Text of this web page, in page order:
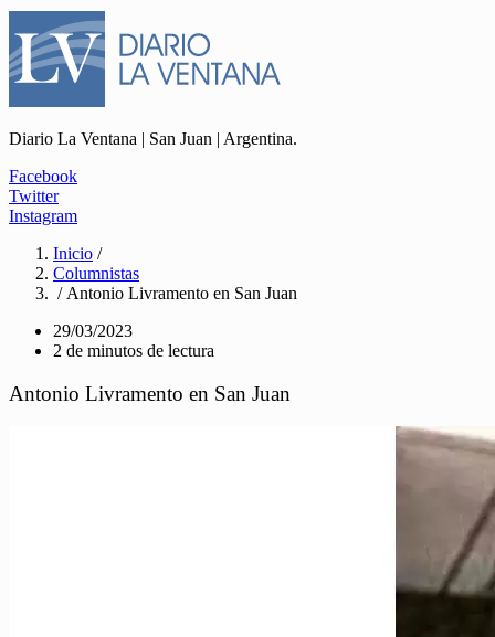
Diario La Ventana | San Juan | Argentina.
Facebook
Twitter
Instagram
Inicio /
Columnistas
/ Antonio Livramento en San Juan
29/03/2023
2 de minutos de lectura
Antonio Livramento en San Juan